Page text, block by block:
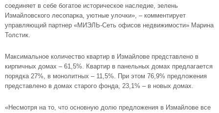
соединяет в себе богатое историческое наследие, зелень
Измайловского лесопарка, уютные улочки», – комментирует
управляющий партнер «МИЭЛЬ-Сеть офисов недвижимости» Марина
Толстик.
Максимальное количество квартир в Измайлове представлено в
кирпичных домах – 61,5%. Квартир в панельных домах предлагается
порядка 27%, в монолитных – 11,5%. При этом 76,9% предложения
представлено в домах старого фонда, 23,1% – в новых домах.
«Несмотря на то, что основную долю предложения в Измайлове все